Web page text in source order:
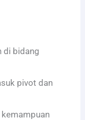
di bidang
pivot dan